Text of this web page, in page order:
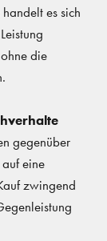
es sich
die
gegenüber
eine
zwingend